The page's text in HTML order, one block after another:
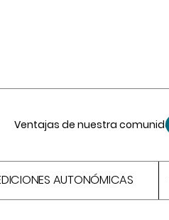
Ventajas de nuestra
AUTONÓMICAS